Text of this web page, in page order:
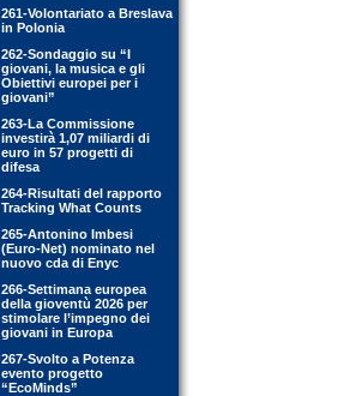
261-Volontariato a Breslava
in Polonia
262-Sondaggio su “I
giovani, la musica e gli
Obiettivi europei per i
giovani”
263-La Commissione
investirà 1,07 miliardi di
euro in 57 progetti di
difesa
264-Risultati del rapporto
Tracking What Counts
265-Antonino Imbesi
(Euro-Net) nominato nel
nuovo cda di Enyc
266-Settimana europea
della gioventù 2026 per
stimolare l’impegno dei
giovani in Europa
267-Svolto a Potenza
evento progetto
“EcoMinds”